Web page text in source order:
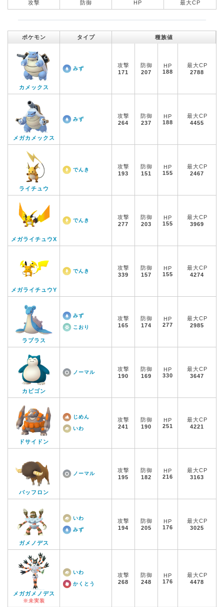
攻撃 防御 HP 最大CP
ポケモン タイプ 種族値
カメックス
みず
攻撃
171
防御
207
HP
188
最大CP
2788
メガカメックス
みず
攻撃
264
防御
237
HP
188
最大CP
4455
ライチュウ
でんき
攻撃
193
防御
151
HP
155
最大CP
2467
メガライチュウX
でんき
攻撃
277
防御
203
HP
155
最大CP
3969
メガライチュウY
でんき
攻撃
339
防御
157
HP
155
最大CP
4274
ラプラス
みず
こおり
攻撃
165
防御
174
HP
277
最大CP
2985
カビゴン
ノーマル
攻撃
190
防御
169
HP
330
最大CP
3647
ドサイドン
じめん
いわ
攻撃
241
防御
190
HP
251
最大CP
4221
バッフロン
ノーマル
攻撃
195
防御
182
HP
216
最大CP
3163
ガメノデス
いわ
みず
攻撃
194
防御
205
HP
176
最大CP
3025
メガガメノデス
※未実装
いわ
かくとう
攻撃
268
防御
248
HP
176
最大CP
4478